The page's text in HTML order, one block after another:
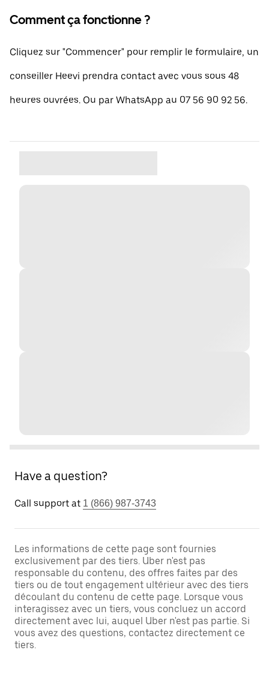
Comment ça fonctionne ?
Cliquez sur "Commencer" pour remplir le formulaire, un
conseiller Heevi prendra contact avec vous sous 48
heures ouvrées. Ou par WhatsApp au 07 56 90 92 56.
Have a question?
Call support at 1 (866) 987-3743
Les informations de cette page sont fournies
exclusivement par des tiers. Uber n'est pas
responsable du contenu, des offres faites par des
tiers ou de tout engagement ultérieur avec des tiers
découlant du contenu de cette page. Lorsque vous
interagissez avec un tiers, vous concluez un accord
directement avec lui, auquel Uber n'est pas partie. Si
vous avez des questions, contactez directement ce
tiers.